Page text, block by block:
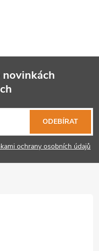
ochrany osobních údajů
ODEBÍRAT